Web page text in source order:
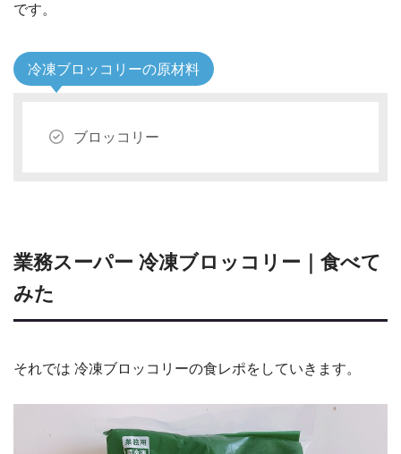
です。
冷凍ブロッコリーの原材料
ブロッコリー
業務スーパー 冷凍ブロッコリー｜食べて
みた
それでは 冷凍ブロッコリーの食レポをしていきます。